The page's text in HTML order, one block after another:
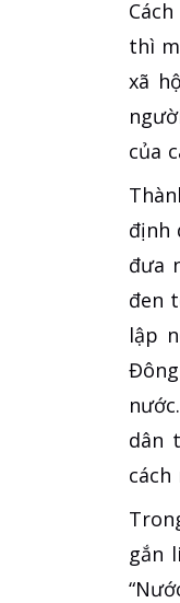
thì
xã
của
định
đưa
đen
lập
dân
gắn